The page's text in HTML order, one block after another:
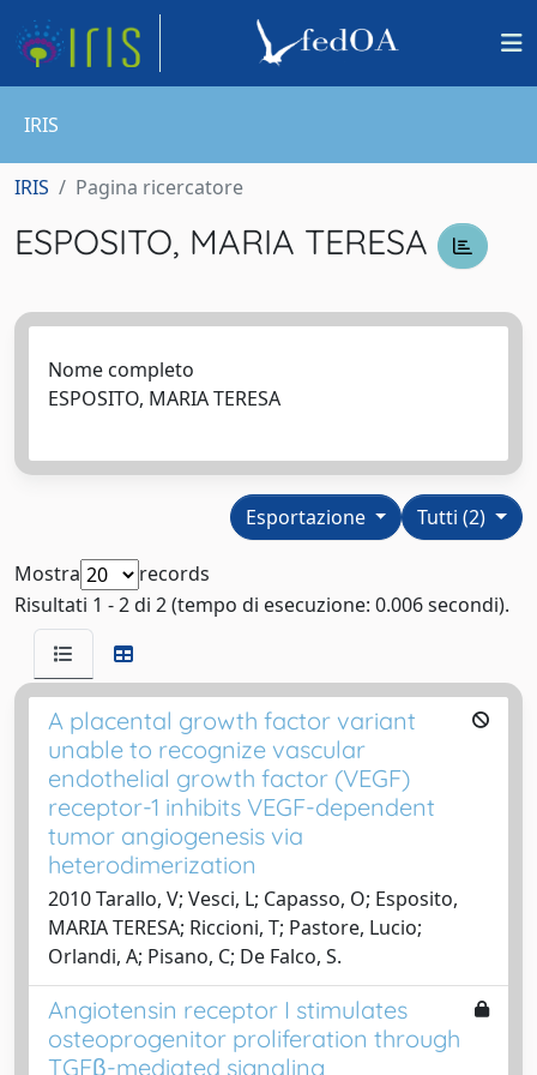
IRIS
IRIS Pagina ricercatore
ESPOSITO, MARIA TERESA
Nome completo
ESPOSITO, MARIA TERESA
Tutti (2)
Esportazione
Mostra
records
Risultati 1 - 2 di 2 (tempo di esecuzione: 0.006 secondi).
A placental growth factor variant
unable to recognize vascular
endothelial growth factor (VEGF)
receptor-1 inhibits VEGF-dependent
tumor angiogenesis via
heterodimerization
2010 Tarallo, V; Vesci, L; Capasso, O; Esposito,
MARIA TERESA; Riccioni, T; Pastore, Lucio;
Orlandi, A; Pisano, C; De Falco, S.
Angiotensin receptor I stimulates
osteoprogenitor proliferation through
TGFβ-mediated signaling